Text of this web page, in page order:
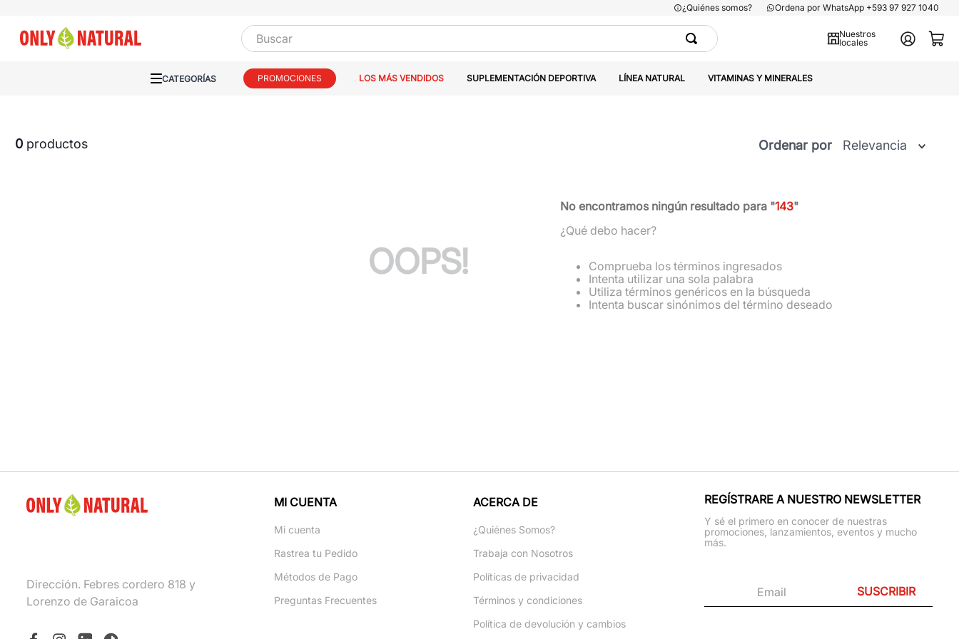
¿Quiénes somos? Ordena por WhatsApp +593 97 927 1040
Buscar
Nuestros
locales
PROMOCIONES LOS MÁS VENDIDOS SUPLEMENTACIÓN DEPORTIVA LÍNEA NATURAL VITAMINAS Y MINERALES
0 productos Ordenar por Relevancia
OOPS!
No encontramos ningún resultado para "143"
¿Qué debo hacer?
Comprueba los términos ingresados
Intenta utilizar una sola palabra
Utiliza términos genéricos en la búsqueda
Intenta buscar sinónimos del término deseado
Dirección. Febres cordero 818 y
Lorenzo de Garaicoa
MI CUENTA
Mi cuenta
Rastrea tu Pedido
Métodos de Pago
Preguntas Frecuentes
ACERCA DE
¿Quiénes Somos?
Trabaja con Nosotros
Políticas de privacidad
Términos y condiciones
Política de devolución y cambios
REGÍSTRARE A NUESTRO NEWSLETTER
Y sé el primero en conocer de nuestras
promociones, lanzamientos, eventos y mucho
más.
SUSCRIBIR